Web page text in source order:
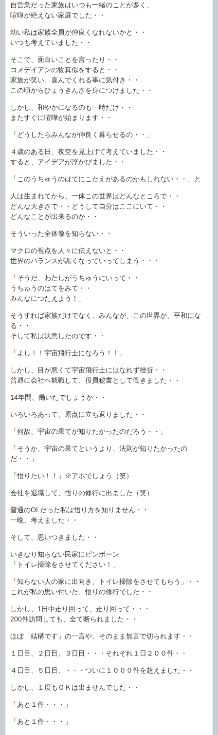
自営業だった家族はいつも一緒のことが多く、
喧嘩が絶えない家庭でした・・
幼い私は家族全員が仲良くなれないかと・・
いつも考えていました・・
そこで、面白いことを言ったり・・
コメデイアンの物真似をすると・・
家族が笑い、喜んでくれる事に気付き・・
この頃からひょうきんさを身につけました・・
しかし、和やかになるのも一時だけ・・
またすぐに喧嘩が始まります・・
「どうしたらみんなが仲良く暮らせるの・・」
４歳のある日、夜空を見上げて考えていました・・
すると、アイデアが浮かびました・・
「このうちゅうのはてにこたえがあるのかもしれない・・」と
人は生まれてから、一体この世界はどんなところで・・
どんな大きさで・・どうして自分はここにいて・・
どんなことが出来るのか・・
そういった全体像を知らない・・
マクロの視点を人々に伝えないと・・
世界のバランスが悪くなっていってしまう・・・
「そうだ、わたしがうちゅうにいって・・
うちゅうのはてをみて・・
みんなにつたえよう！」
そうすれば家族だけでなく、みんなが、この世界が、平和にな
る・・
そして私は決意したのです・・
「よし！！宇宙飛行士になろう！！」
しかし、目が悪くて宇宙飛行士にはなれず挫折・・
普通に会社へ就職して、役員秘書として働きました・・
14年間、働いたでしょうか・・
いろいろあって、原点に立ち返りました・・
「何故、宇宙の果てが知りたかったのだろう・・」
「そうか、宇宙の果てというより、法則が知りたかったの
だ・・」
「悟りたい！！」※アホでしょう（笑）
会社を退職して、悟りの修行に出ました（笑）
普通のOLだった私は悟り方を知りません・・
一晩、考えました・・
そして、思いつきました・・
いきなり知らない民家にピンポーン
「トイレ掃除をさせてください！」
「知らない人の家に出向き、トイレ掃除をさせてもらう」・・
これが私の思い付いた、悟りの修行でした・・
しかし、1日中走り回って、走り回って・・・
200件訪問しても、全て断られました・・
ほぼ「結構です」の一言や、そのまま無言で切られます・・
１日目、２日目、３日目・・・それぞれ１日２００件・・
４日目、５日目、・・・ついに１０００件を超えました・・
しかし、１度もＯＫは出ませんでした・・
「あと１件・・・」
「あと１件・・・」